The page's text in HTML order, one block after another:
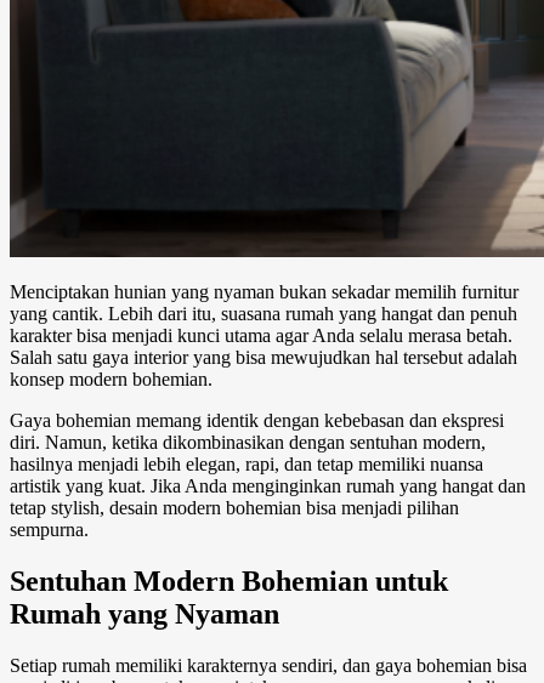
Menciptakan hunian yang nyaman bukan sekadar memilih furnitur
yang cantik. Lebih dari itu, suasana rumah yang hangat dan penuh
karakter bisa menjadi kunci utama agar Anda selalu merasa betah.
Salah satu gaya interior yang bisa mewujudkan hal tersebut adalah
konsep modern bohemian.
Gaya bohemian memang identik dengan kebebasan dan ekspresi
diri. Namun, ketika dikombinasikan dengan sentuhan modern,
hasilnya menjadi lebih elegan, rapi, dan tetap memiliki nuansa
artistik yang kuat. Jika Anda menginginkan rumah yang hangat dan
tetap stylish, desain modern bohemian bisa menjadi pilihan
sempurna.
Sentuhan Modern Bohemian untuk
Rumah yang Nyaman
Setiap rumah memiliki karakternya sendiri, dan gaya bohemian bisa